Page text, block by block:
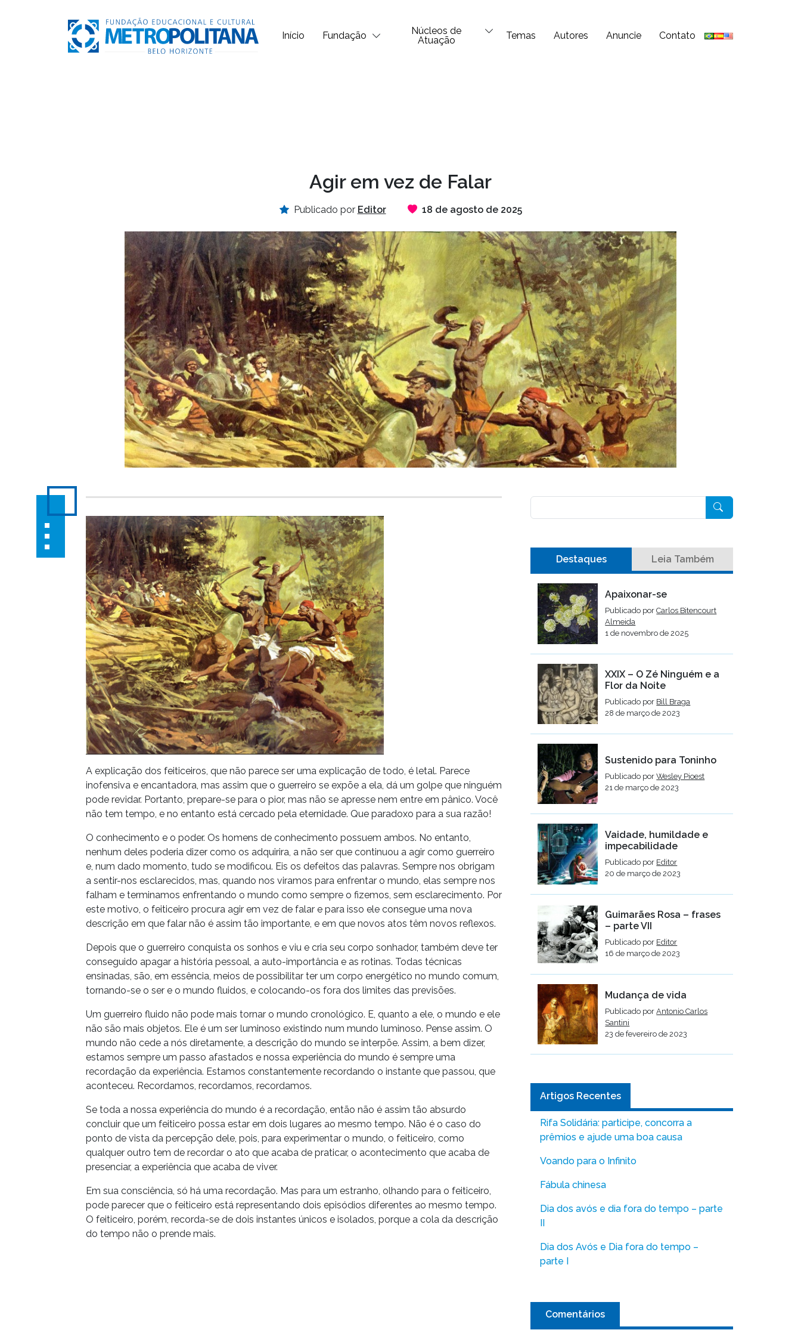
Início Fundação
Núcleos de
Atuação
Temas Autores Anuncie Contato
Agir em vez de Falar
Publicado por Editor 18 de agosto de 2025
A explicação dos feiticeiros, que não parece ser uma explicação de todo, é letal. Parece
inofensiva e encantadora, mas assim que o guerreiro se expõe a ela, dá um golpe que ninguém
pode revidar. Portanto, prepare-se para o pior, mas não se apresse nem entre em pânico. Você
não tem tempo, e no entanto está cercado pela eternidade. Que paradoxo para a sua razão!
O conhecimento e o poder. Os homens de conhecimento possuem ambos. No entanto,
nenhum deles poderia dizer como os adquirira, a não ser que continuou a agir como guerreiro
e, num dado momento, tudo se modificou. Eis os defeitos das palavras. Sempre nos obrigam
a sentir-nos esclarecidos, mas, quando nos viramos para enfrentar o mundo, elas sempre nos
falham e terminamos enfrentando o mundo como sempre o fizemos, sem esclarecimento. Por
este motivo, o feiticeiro procura agir em vez de falar e para isso ele consegue uma nova
descrição em que falar não é assim tão importante, e em que novos atos têm novos reflexos.
Depois que o guerreiro conquista os sonhos e viu e cria seu corpo sonhador, também deve ter
conseguido apagar a história pessoal, a auto-importância e as rotinas. Todas técnicas
ensinadas, são, em essência, meios de possibilitar ter um corpo energético no mundo comum,
tornando-se o ser e o mundo fluidos, e colocando-os fora dos limites das previsões.
Um guerreiro fluido não pode mais tornar o mundo cronológico. E, quanto a ele, o mundo e ele
não são mais objetos. Ele é um ser luminoso existindo num mundo luminoso. Pense assim. O
mundo não cede a nós diretamente, a descrição do mundo se interpõe. Assim, a bem dizer,
estamos sempre um passo afastados e nossa experiência do mundo é sempre uma
recordação da experiência. Estamos constantemente recordando o instante que passou, que
aconteceu. Recordamos, recordamos, recordamos.
Se toda a nossa experiência do mundo é a recordação, então não é assim tão absurdo
concluir que um feiticeiro possa estar em dois lugares ao mesmo tempo. Não é o caso do
ponto de vista da percepção dele, pois, para experimentar o mundo, o feiticeiro, como
qualquer outro tem de recordar o ato que acaba de praticar, o acontecimento que acaba de
presenciar, a experiência que acaba de viver.
Em sua consciência, só há uma recordação. Mas para um estranho, olhando para o feiticeiro,
pode parecer que o feiticeiro está representando dois episódios diferentes ao mesmo tempo.
O feiticeiro, porém, recorda-se de dois instantes únicos e isolados, porque a cola da descrição
do tempo não o prende mais.
Destaques Leia Também
Apaixonar-se
Publicado porCarlos Bitencourt
Almeida
1 de novembro de 2025
XXIX – O Zé Ninguém e a
Flor da Noite
Publicado por Bill Braga
28 de março de 2023
Sustenido para Toninho
Publicado porWesley Pioest
21 de março de 2023
Vaidade, humildade e
impecabilidade
Publicado por Editor
20 de março de 2023
Guimarães Rosa – frases
– parte VII
Publicado por Editor
16 de março de 2023
Mudança de vida
Publicado porAntonio Carlos
Santini
23 de fevereiro de 2023
Artigos Recentes
Rifa Solidária: participe, concorra a
prêmios e ajude uma boa causa
Voando para o Infinito
Fábula chinesa
Dia dos avós e dia fora do tempo – parte
II
Dia dos Avós e Dia fora do tempo –
parte I
Comentários